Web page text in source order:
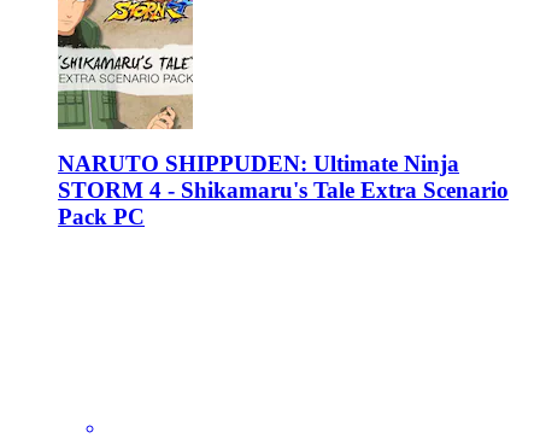
NARUTO SHIPPUDEN: Ultimate Ninja
STORM 4 - Shikamaru's Tale Extra Scenario
Pack PC